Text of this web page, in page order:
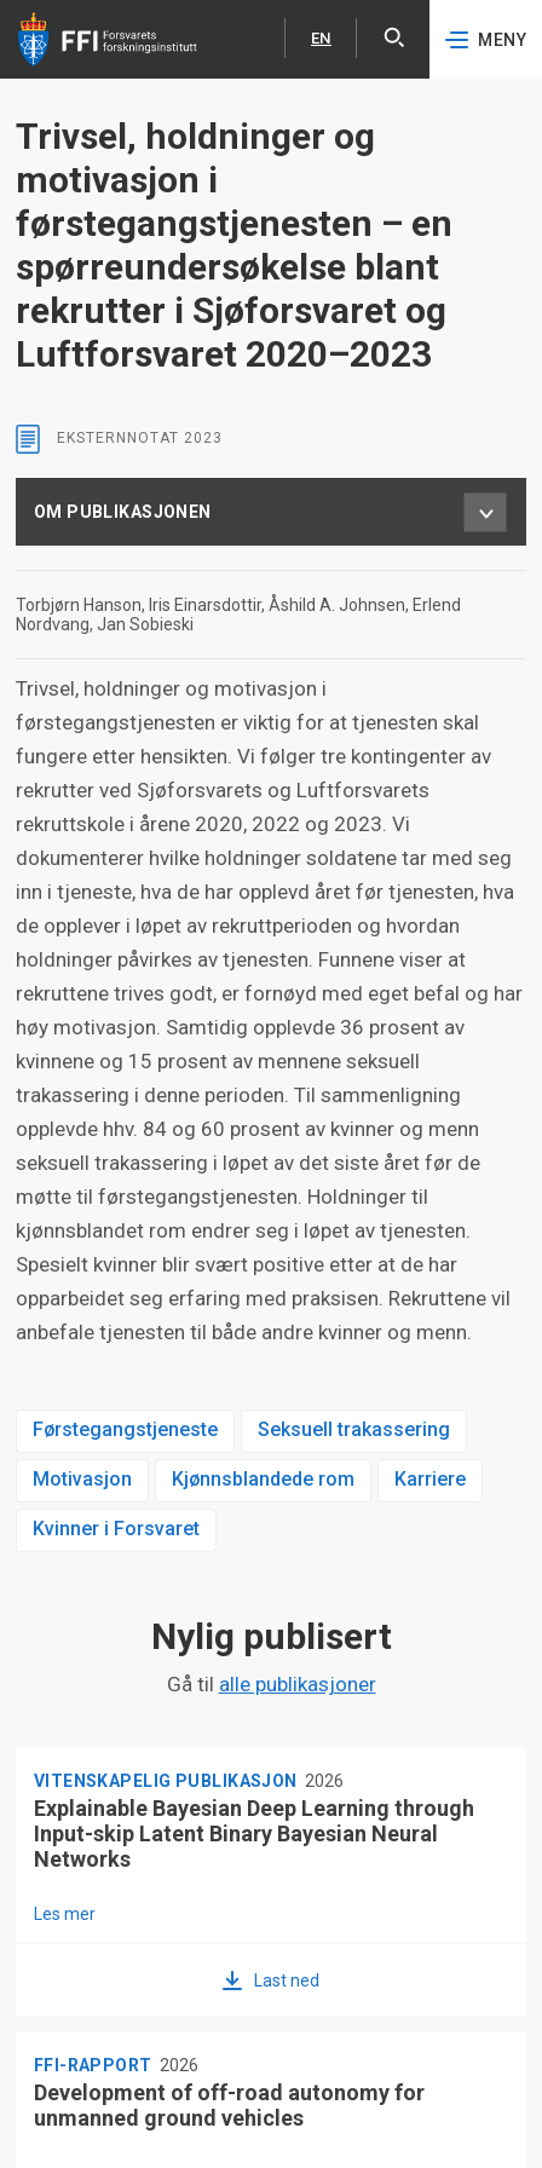
Hopp til hovedinnhold
EN
English MENY
Trivsel, holdninger og
motivasjon i
førstegangstjenesten – en
spørreundersøkelse blant
rekrutter i Sjøforsvaret og
Luftforsvaret 2020–2023
EKSTERNNOTAT 2023
OM PUBLIKASJONEN
Torbjørn Hanson Iris Einarsdottir Åshild A. Johnsen Erlend
Nordvang Jan Sobieski
Trivsel, holdninger og motivasjon i
førstegangstjenesten er viktig for at tjenesten skal
fungere etter hensikten. Vi følger tre kontingenter av
rekrutter ved Sjøforsvarets og Luftforsvarets
rekruttskole i årene 2020, 2022 og 2023. Vi
dokumenterer hvilke holdninger soldatene tar med seg
inn i tjeneste, hva de har opplevd året før tjenesten, hva
de opplever i løpet av rekruttperioden og hvordan
holdninger påvirkes av tjenesten. Funnene viser at
rekruttene trives godt, er fornøyd med eget befal og har
høy motivasjon. Samtidig opplevde 36 prosent av
kvinnene og 15 prosent av mennene seksuell
trakassering i denne perioden. Til sammenligning
opplevde hhv. 84 og 60 prosent av kvinner og menn
seksuell trakassering i løpet av det siste året før de
møtte til førstegangstjenesten. Holdninger til
kjønnsblandet rom endrer seg i løpet av tjenesten.
Spesielt kvinner blir svært positive etter at de har
opparbeidet seg erfaring med praksisen. Rekruttene vil
anbefale tjenesten til både andre kvinner og menn.
Førstegangstjeneste Seksuell trakassering
Motivasjon Kjønnsblandede rom Karriere
Kvinner i Forsvaret
Nylig publisert
Gå til alle publikasjoner
VITENSKAPELIG PUBLIKASJON 2026
Explainable Bayesian Deep Learning through
Input-skip Latent Binary Bayesian Neural
Networks
Les mer
Last ned
FFI-RAPPORT 2026
Development of off-road autonomy for
unmanned ground vehicles